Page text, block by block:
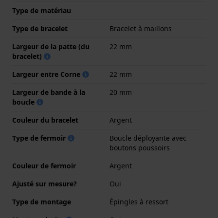
Type de matériau
Type de bracelet
Bracelet à maillons
Largeur de la patte (du
bracelet)
22 mm
Largeur entre Corne
22 mm
Largeur de bande à la
boucle
20 mm
Couleur du bracelet
Argent
Type de fermoir
Boucle déployante avec
boutons poussoirs
Couleur de fermoir
Argent
Ajusté sur mesure?
Oui
Type de montage
Épingles à ressort